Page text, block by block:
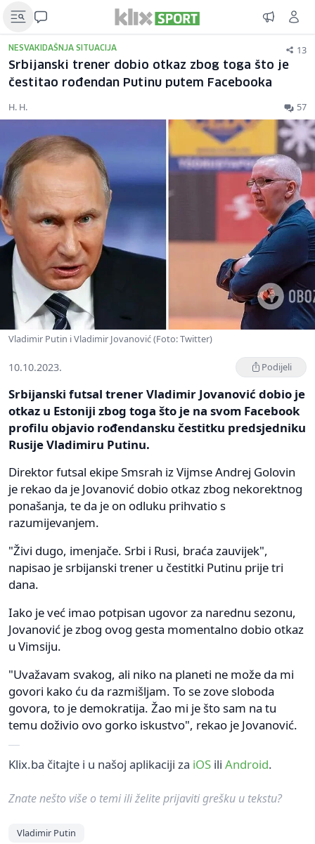
NESVAKIDAŠNJA SITUACIJA 13
Srbijanski trener dobio otkaz zbog toga što je
čestitao rođendan Putinu putem Facebooka
H. H. 57
Vladimir Putin i Vladimir Jovanović (Foto: Twitter)
10.10.2023. Podijeli
Srbijanski futsal trener Vladimir Jovanović dobio je
otkaz u Estoniji zbog toga što je na svom Facebook
profilu objavio rođendansku čestitku predsjedniku
Rusije Vladimiru Putinu.
Direktor futsal ekipe Smsrah iz Vijmse Andrej Golovin
je rekao da je Jovanović dobio otkaz zbog nekorektnog
ponašanja, te da je on odluku prihvatio s
razumijevanjem.
"Živi dugo, imenjače. Srbi i Rusi, braća zauvijek",
napisao je srbijanski trener u čestitki Putinu prije tri
dana.
Iako je već imao potpisan ugovor za narednu sezonu,
Jovanović je zbog ovog gesta momentalno dobio otkaz
u Vimsiju.
"Uvažavam svakog, ali niko na planeti ne može da mi
govori kako ću da razmišljam. To se zove sloboda
govora, to je demokratija. Žao mi je što sam na tu
temu doživio ovo gorko iskustvo", rekao je Jovanović.
Klix.ba čitajte i u našoj aplikaciji za iOS ili Android.
Znate nešto više o temi ili želite prijaviti grešku u tekstu?
Vladimir Putin